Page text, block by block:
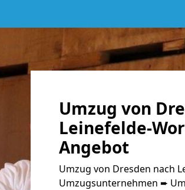
Umzug von
Leinefelde-
Angebot
Umzug von Dresden nach
Umzugsunternehmen ➨